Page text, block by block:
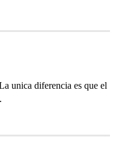
unica diferencia es que el